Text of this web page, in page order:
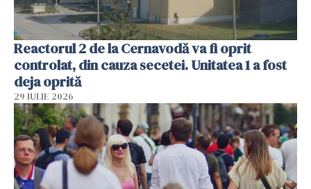
Reactorul 2 de la Cernavodă va fi oprit
controlat, din cauza secetei. Unitatea 1 a fost
deja oprită
29 IULIE 2026